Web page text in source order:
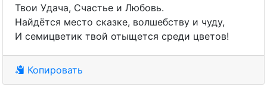
Твои Удача, Счастье и Любовь.
Найдётся место сказке, волшебству и чуду,
И семицветик твой отыщется среди цветов!
Копировать